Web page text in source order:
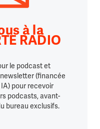
à la
RADIO
le podcast et
(financée
pour recevoir
podcasts, avant-
bureau exclusifs.